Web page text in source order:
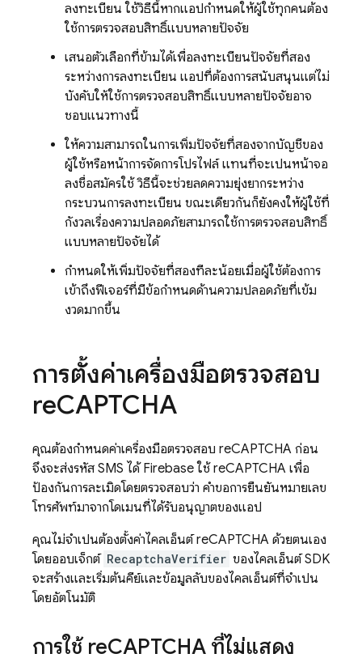
ลงทะเบียน ใช้วิธีนี้หากแอปกำหนดให้ผู้ใช้ทุกคนต้อง
ใช้การตรวจสอบสิทธิ์แบบหลายปัจจัย
เสนอตัวเลือกที่ข้ามได้เพื่อลงทะเบียนปัจจัยที่สอง
ระหว่างการลงทะเบียน แอปที่ต้องการสนับสนุนแต่ไม่
บังคับให้ใช้การตรวจสอบสิทธิ์แบบหลายปัจจัยอาจ
ชอบแนวทางนี้
ให้ความสามารถในการเพิ่มปัจจัยที่สองจากบัญชีของ
ผู้ใช้หรือหน้าการจัดการโปรไฟล์ แทนที่จะเป็นหน้าจอ
ลงชื่อสมัครใช้ วิธีนี้จะช่วยลดความยุ่งยากระหว่าง
กระบวนการลงทะเบียน ขณะเดียวกันก็ยังคงให้ผู้ใช้ที่
กังวลเรื่องความปลอดภัยสามารถใช้การตรวจสอบสิทธิ์
แบบหลายปัจจัยได้
กำหนดให้เพิ่มปัจจัยที่สองทีละน้อยเมื่อผู้ใช้ต้องการ
เข้าถึงฟีเจอร์ที่มีข้อกำหนดด้านความปลอดภัยที่เข้ม
งวดมากขึ้น
การตั้งค่าเครื่องมือตรวจสอบ
reCAPTCHA
คุณต้องกำหนดค่าเครื่องมือตรวจสอบ reCAPTCHA ก่อน
จึงจะส่งรหัส SMS ได้ Firebase ใช้ reCAPTCHA เพื่อ
ป้องกันการละเมิดโดยตรวจสอบว่า คำขอการยืนยันหมายเลข
โทรศัพท์มาจากโดเมนที่ได้รับอนุญาตของแอป
คุณไม่จำเป็นต้องตั้งค่าไคลเอ็นต์ reCAPTCHA ด้วยตนเอง
โดยออบเจ็กต์ RecaptchaVerifier ของไคลเอ็นต์ SDK
จะสร้างและเริ่มต้นคีย์และข้อมูลลับของไคลเอ็นต์ที่จำเป็น
โดยอัตโนมัติ
การใช้ reCAPTCHA ที่ไม่แสดง